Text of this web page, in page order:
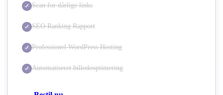
Scan for dårlige links
SEO Ranking Rapport
Professionel WordPress Hosting
Automatiseret billedeoptimering